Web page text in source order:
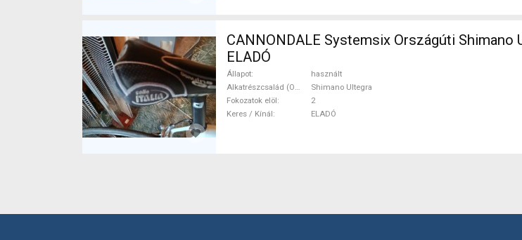
CANNONDALE Systemsix Országúti Shimano
ELADÓ
Állapot
használt
Alkatrészcsalád (Outi)
Shimano Ultegra
Fokozatok elöl
2
Keres / Kínál
ELADÓ